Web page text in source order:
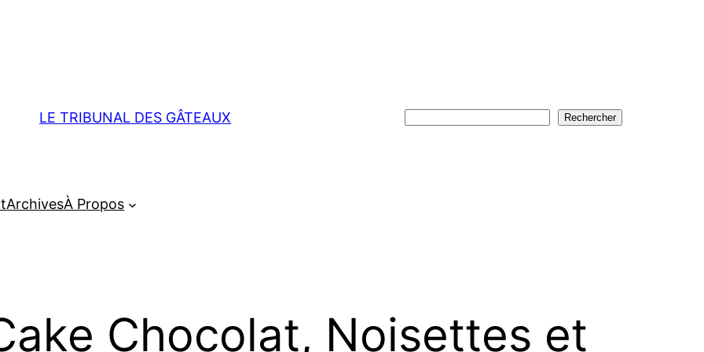
LE TRIBUNAL DES GÂTEAUX Rechercher
ArchivesÀ Propos
Chocolat, Noisettes et